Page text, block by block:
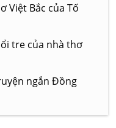
Việt Bắc của Tố
tre của nhà thơ
ngắn Đồng